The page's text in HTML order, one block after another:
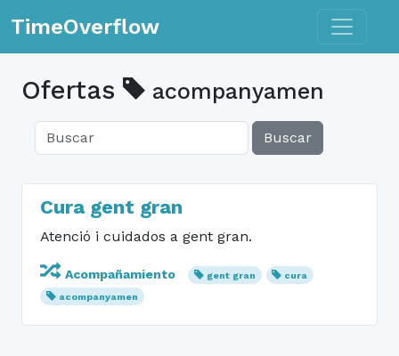
TimeOverflow Toggle
Ofertas acompanyamen
Buscar
Cura gent gran
Atenció i cuidados a gent gran.
Acompañamiento gent gran
cura
acompanyamen